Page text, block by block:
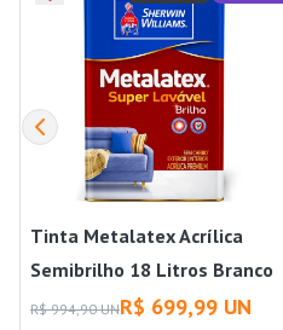
Tinta Metalatex Acrílica
Semibrilho 18 Litros Branco
Gelo Sherwin Williams
R$ 994,90 UNR$ 699,99 UN